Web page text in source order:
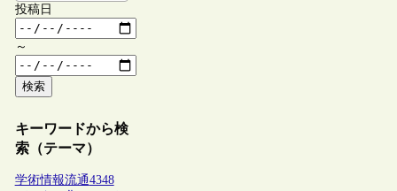
投稿日
～
検索
キーワードから検
索（テーマ）
学術情報流通4348